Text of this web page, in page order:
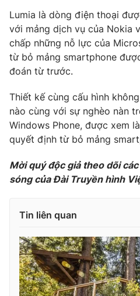
Email:
toasoan@vtv.vn
Liên hệ quảng cáo:024-
thuận bằng văn bản. Ghi rõ
Lumia là dòng điện thoại
với mảng dịch vụ của Nokia
chấp những nỗ lực của
từ bỏ mảng smartphone
đoán từ trước.
Thiết kế cùng cấu hình
nào cùng với sự nghèo nàn
Windows Phone, được xem
quyết định từ bỏ mảng
Mời quý độc giả theo dõi
sóng của Đài Truyền hình
Tin liên quan